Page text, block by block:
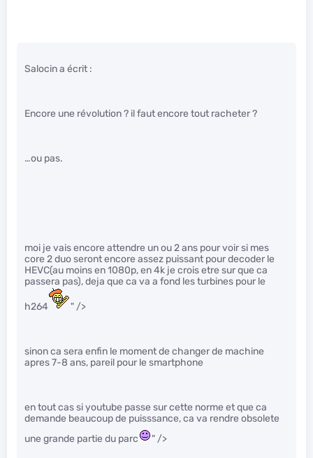
Salocin a écrit :
Encore une révolution ? il faut encore tout racheter ?
…ou pas.
moi je vais encore attendre un ou 2 ans pour voir si mes
core 2 duo seront encore assez puissant pour decoder le
HEVC(au moins en 1080p, en 4k je crois etre sur que ca
passera pas), deja que ca va a fond les turbines pour le
h264 " />
sinon ca sera enfin le moment de changer de machine
apres 7-8 ans, pareil pour le smartphone
en tout cas si youtube passe sur cette norme et que ca
demande beaucoup de puisssance, ca va rendre obsolete
une grande partie du parc
" />